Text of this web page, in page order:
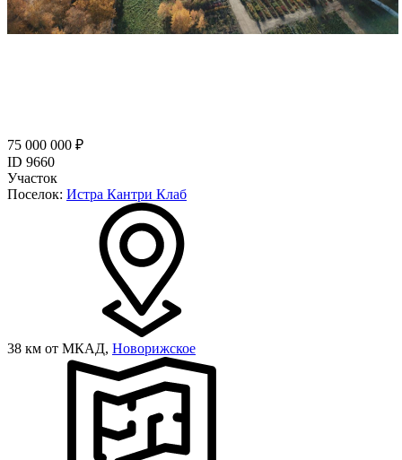
75 000 000 ₽
ID 9660
Участок
Поселок: Истра Кантри Клаб
38 км от МКАД, Новорижское